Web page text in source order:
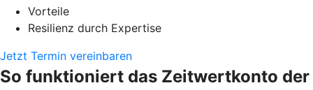
Vorteile
Resilienz durch Expertise
Jetzt Termin vereinbaren
So funktioniert das Zeitwertkonto der